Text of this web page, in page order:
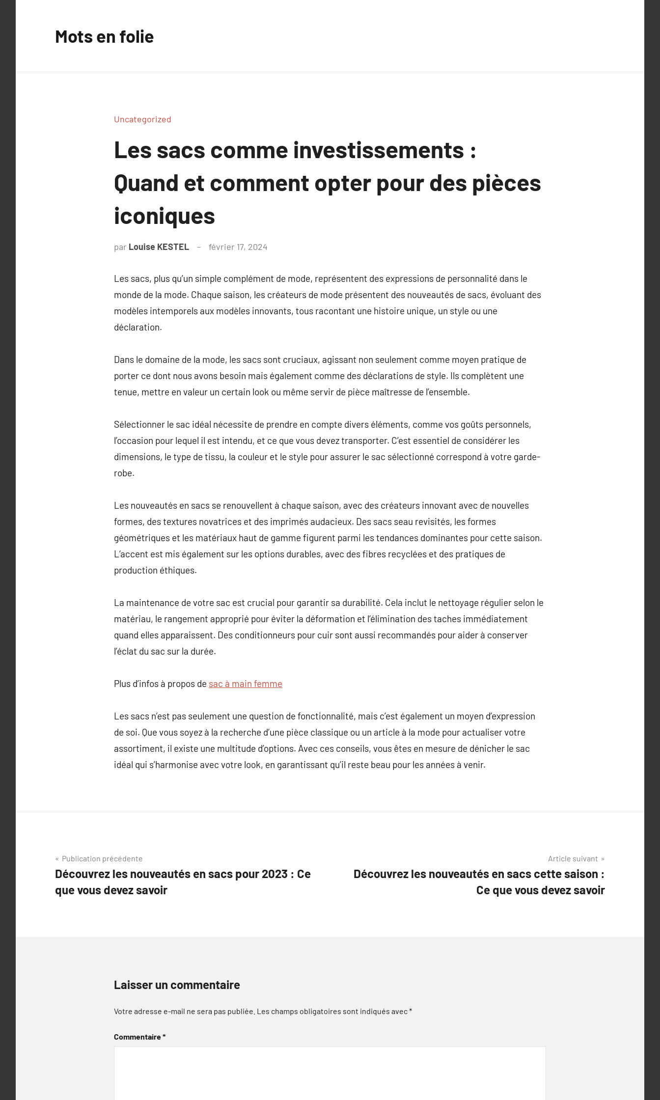
Mots en folie
Uncategorized
Les sacs comme investissements :
Quand et comment opter pour des pièces
iconiques
par Louise KESTEL février 17, 2024
Les sacs, plus qu’un simple complément de mode, représentent des expressions de personnalité dans le
monde de la mode. Chaque saison, les créateurs de mode présentent des nouveautés de sacs, évoluant des
modèles intemporels aux modèles innovants, tous racontant une histoire unique, un style ou une
déclaration.
Dans le domaine de la mode, les sacs sont cruciaux, agissant non seulement comme moyen pratique de
porter ce dont nous avons besoin mais également comme des déclarations de style. Ils complètent une
tenue, mettre en valeur un certain look ou même servir de pièce maîtresse de l’ensemble.
Sélectionner le sac idéal nécessite de prendre en compte divers éléments, comme vos goûts personnels,
l’occasion pour lequel il est intendu, et ce que vous devez transporter. C’est essentiel de considérer les
dimensions, le type de tissu, la couleur et le style pour assurer le sac sélectionné correspond à votre garde-
robe.
Les nouveautés en sacs se renouvellent à chaque saison, avec des créateurs innovant avec de nouvelles
formes, des textures novatrices et des imprimés audacieux. Des sacs seau revisités, les formes
géométriques et les matériaux haut de gamme figurent parmi les tendances dominantes pour cette saison.
L’accent est mis également sur les options durables, avec des fibres recyclées et des pratiques de
production éthiques.
La maintenance de votre sac est crucial pour garantir sa durabilité. Cela inclut le nettoyage régulier selon le
matériau, le rangement approprié pour éviter la déformation et l’élimination des taches immédiatement
quand elles apparaissent. Des conditionneurs pour cuir sont aussi recommandés pour aider à conserver
l’éclat du sac sur la durée.
Plus d’infos à propos de sac à main femme
Les sacs n’est pas seulement une question de fonctionnalité, mais c’est également un moyen d’expression
de soi. Que vous soyez à la recherche d’une pièce classique ou un article à la mode pour actualiser votre
assortiment, il existe une multitude d’options. Avec ces conseils, vous êtes en mesure de dénicher le sac
idéal qui s’harmonise avec votre look, en garantissant qu’il reste beau pour les années à venir.
Navigation
de
l’article
Publication précédente
Découvrez les nouveautés en sacs pour 2023 : Ce
que vous devez savoir
Article suivant
Découvrez les nouveautés en sacs cette saison :
Ce que vous devez savoir
Laisser un commentaire
Votre adresse e-mail ne sera pas publiée. Les champs obligatoires sont indiqués avec*
Commentaire*